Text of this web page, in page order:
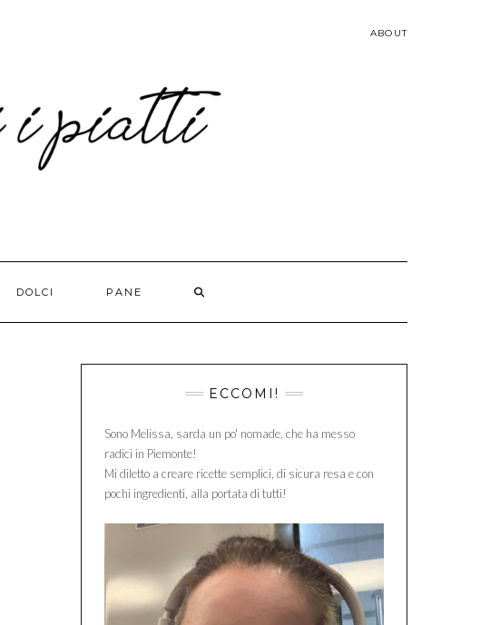
ABOUT
DOLCI PANE
ECCOMI!
Sono Melissa, sarda un po' nomade, che ha messo
radici in Piemonte!
Mi diletto a creare ricette semplici, di sicura resa e con
pochi ingredienti, alla portata di tutti!